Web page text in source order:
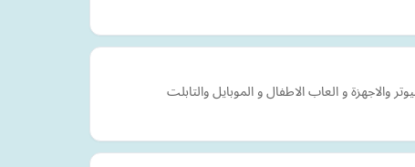
و العاب الاطفال و الموبايل والتابلت